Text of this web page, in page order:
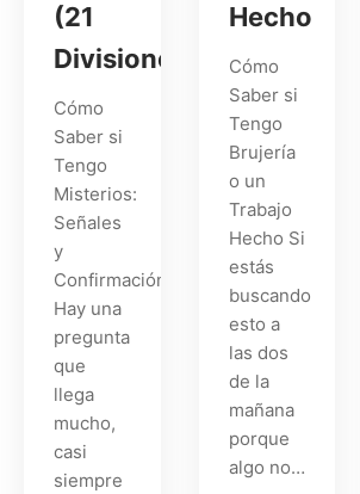
(21
Divisiones)
Cómo
Saber si
Tengo
Misterios:
Señales
y
Confirmación
Hay una
pregunta
que
llega
mucho,
casi
siempre
Hecho
Cómo
Saber si
Tengo
Brujería
o un
Trabajo
Hecho Si
estás
buscando
esto a
las dos
de la
mañana
porque
algo no…